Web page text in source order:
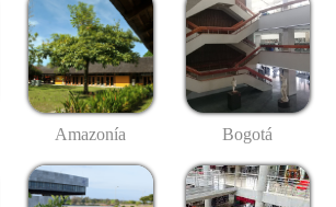
Amazonía Bogotá